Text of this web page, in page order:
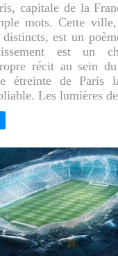
capitale de la
mots. Cette
distincts, est un
est un
récit au sein
étreinte de Paris
Les lumières